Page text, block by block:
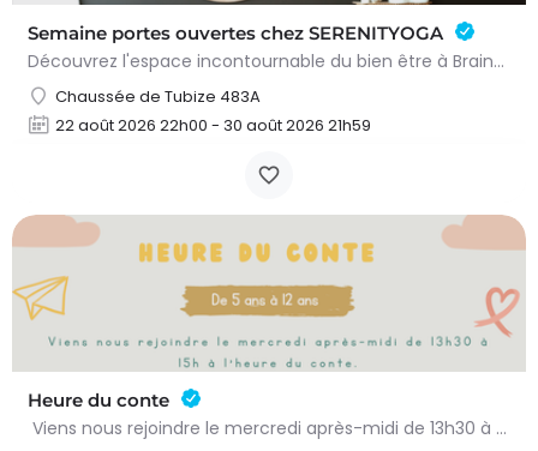
Semaine portes ouvertes chez SERENITYOGA
Découvrez l'espace incontournable du bien être à Braine L'alleud!Du 23 au 30 aout 2026 nous proposons un Pass…
Chaussée de Tubize 483A
22 août 2026 22h00 - 30 août 2026 21h59
Heure du conte
Viens nous rejoindre le mercredi après-midi de 13h30 à 15h à l’heure du conte. On y lit des histoires…